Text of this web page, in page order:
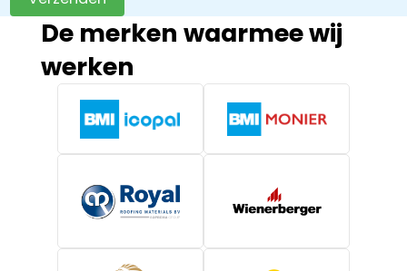
De merken waarmee wij
werken